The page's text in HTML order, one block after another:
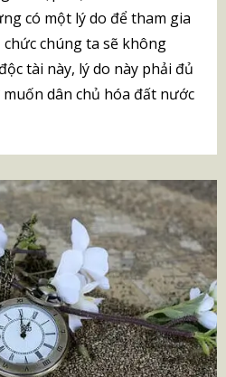
có một lý do để tham gia
chúng ta sẽ không
tài này, lý do này phải đủ
dân chủ hóa đất nước